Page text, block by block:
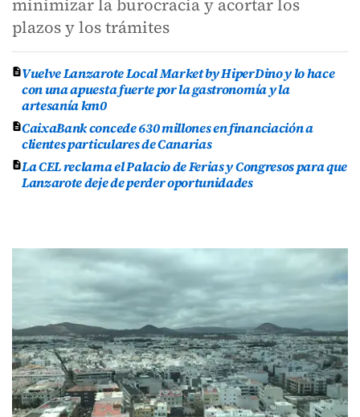
minimizar la burocracia y acortar los
plazos y los trámites
Vuelve Lanzarote Local Market by HiperDino y lo hace
con una apuesta fuerte por la gastronomía y la
artesanía km0
CaixaBank concede 630 millones en financiación a
clientes particulares de Canarias
La CEL reclama el Palacio de Ferias y Congresos para que
Lanzarote deje de perder oportunidades